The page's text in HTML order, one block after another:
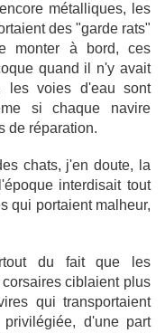
métalliques, les
des "garde rats"
monter à bord, ces
quand il n'y avait
les voies d'eau sont
si chaque navire
de réparation.
chats, j'en doute, la
interdisait tout
qui portaient malheur,
du fait que les
ciblaient plus
qui transportaient
d'une part